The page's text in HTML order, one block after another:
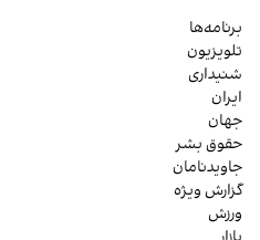
برنامه‌ها
تلویزیون
شنیداری
ایران
جهان
حقوق بشر
جاویدنامان
گزارش ویژه
ورزش